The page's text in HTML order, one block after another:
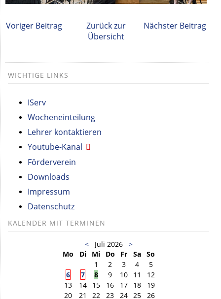
Voriger Beitrag
Zurück zur
Übersicht
Nächster Beitrag
WICHTIGE LINKS
IServ
Wocheneinteilung
Lehrer kontaktieren
Youtube-Kanal
Förderverein
Downloads
Impressum
Datenschutz
KALENDER MIT TERMINEN
< Juli 2026>
Mo
Di Mi Do Fr Sa
So
1
2 3 4
5
6
7 8 9 10 11
12
13
14 15 16 17 18
19
20
21 22 23 24 25 26